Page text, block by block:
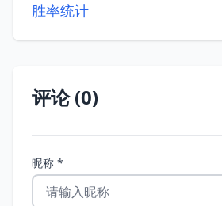
胜率统计
评论 (0)
昵称 *